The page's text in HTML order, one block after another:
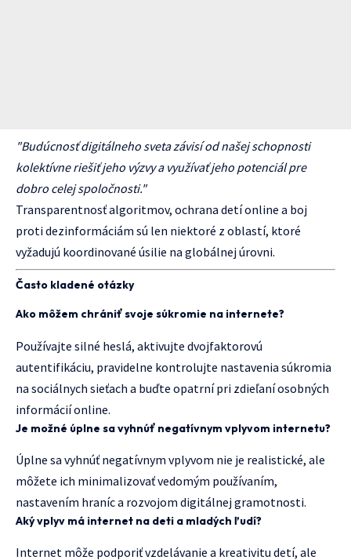
"Budúcnosť digitálneho sveta závisí od našej schopnosti
kolektívne riešiť jeho výzvy a využívať jeho potenciál pre
dobro celej spoločnosti."
Transparentnosť algoritmov, ochrana detí online a boj
proti dezinformáciám sú len niektoré z oblastí, ktoré
vyžadujú koordinované úsilie na globálnej úrovni.
Často kladené otázky
Ako môžem chrániť svoje súkromie na internete?
Používajte silné heslá, aktivujte dvojfaktorovú
autentifikáciu, pravidelne kontrolujte nastavenia súkromia
na sociálnych sieťach a buďte opatrní pri zdieľaní osobných
informácií online.
Je možné úplne sa vyhnúť negatívnym vplyvom internetu?
Úplne sa vyhnúť negatívnym vplyvom nie je realistické, ale
môžete ich minimalizovať vedomým používaním,
nastavením hraníc a rozvojom digitálnej gramotnosti.
Aký vplyv má internet na deti a mladých ľudí?
Internet môže podporiť vzdelávanie a kreativitu detí, ale